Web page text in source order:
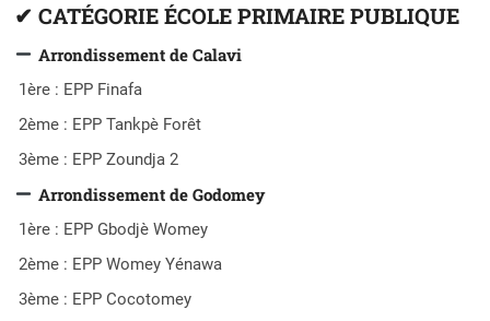
✔ CATÉGORIE ÉCOLE PRIMAIRE PUBLIQUE
Arrondissement de Calavi
1ère : EPP Finafa
2ème : EPP Tankpè Forêt
3ème : EPP Zoundja 2
Arrondissement de Godomey
1ère : EPP Gbodjè Womey
2ème : EPP Womey Yénawa
3ème : EPP Cocotomey